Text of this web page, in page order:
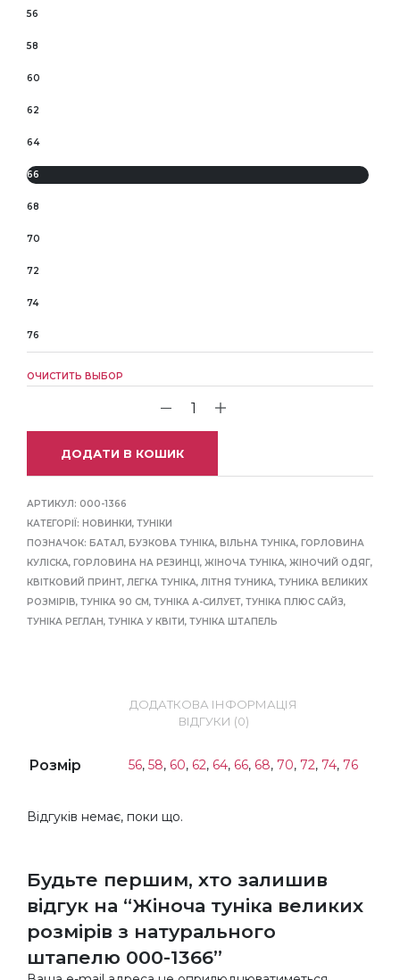
56
58
60
62
64
66
68
70
72
74
76
ОЧИСТИТЬ ВЫБОР
ДОДАТИ В КОШИК
АРТИКУЛ: 000-1366
КАТЕГОРІЇ: НОВИНКИ, ТУНІКИ
ПОЗНАЧОК: БАТАЛ, БУЗКОВА ТУНІКА, ВІЛЬНА ТУНІКА, ГОРЛОВИНА
КУЛІСКА, ГОРЛОВИНА НА РЕЗИНЦІ, ЖІНОЧА ТУНІКА, ЖІНОЧИЙ ОДЯГ,
КВІТКОВИЙ ПРИНТ, ЛЕГКА ТУНІКА, ЛІТНЯ ТУНИКА, ТУНИКА ВЕЛИКИХ
РОЗМІРІВ, ТУНІКА 90 СМ, ТУНІКА А-СИЛУЕТ, ТУНІКА ПЛЮС САЙЗ,
ТУНІКА РЕГЛАН, ТУНІКА У КВІТИ, ТУНІКА ШТАПЕЛЬ
ДОДАТКОВА ІНФОРМАЦІЯ
ВІДГУКИ (0)
Розмір 56, 58, 60, 62, 64, 66, 68, 70, 72, 74, 76
Відгуків немає, поки що.
Будьте першим, хто залишив
відгук на “Жіноча туніка великих
розмірів з натурального
штапелю 000-1366”